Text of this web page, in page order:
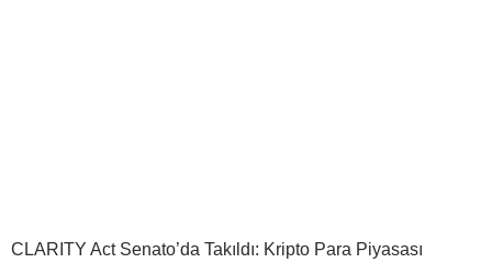
CLARITY Act Senato’da Takıldı: Kripto Para Piyasası